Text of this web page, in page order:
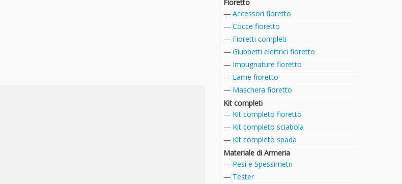
Fioretto
Accessori fioretto
Cocce fioretto
Fioretti completi
Giubbetti elettrici fioretto
Impugnature fioretto
Lame fioretto
Maschera fioretto
Kit completi
Kit completo fioretto
Kit completo sciabola
Kit completo spada
Materiale di Armeria
Pesi e Spessimetri
Tester